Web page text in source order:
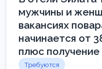
мужчины и
вакансиях
начинается от
плюс
Требуются